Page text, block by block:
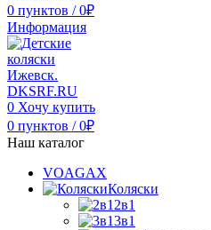
0 пунктов / 0₽
Информация
0 Хочу купить
0 пунктов / 0₽
Наш каталог
VOAGAX
Коляски
2в1
3в1